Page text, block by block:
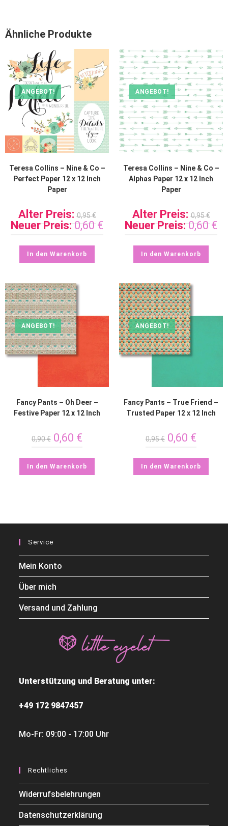
Ähnliche Produkte
ANGEBOT!
Teresa Collins – Nine & Co –
Perfect Paper 12 x 12 Inch
Paper
Alter Preis: 0,95€
Neuer Preis: 0,60 €
In den Warenkorb
ANGEBOT!
Teresa Collins – Nine & Co –
Alphas Paper 12 x 12 Inch
Paper
Alter Preis: 0,95€
Neuer Preis: 0,60 €
In den Warenkorb
ANGEBOT!
Fancy Pants – Oh Deer –
Festive Paper 12 x 12 Inch
0,90€ 0,60 €
In den Warenkorb
ANGEBOT!
Fancy Pants – True Friend –
Trusted Paper 12 x 12 Inch
0,95€ 0,60 €
In den Warenkorb
Service
Mein Konto
Über mich
Versand und Zahlung
Unterstützung und Beratung unter:
+49 172 9847457
Mo-Fr: 09:00 - 17:00 Uhr
Rechtliches
Widerrufsbelehrungen
Datenschutzerklärung